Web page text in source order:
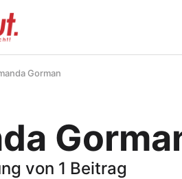
Gorman
von 1 Beitrag